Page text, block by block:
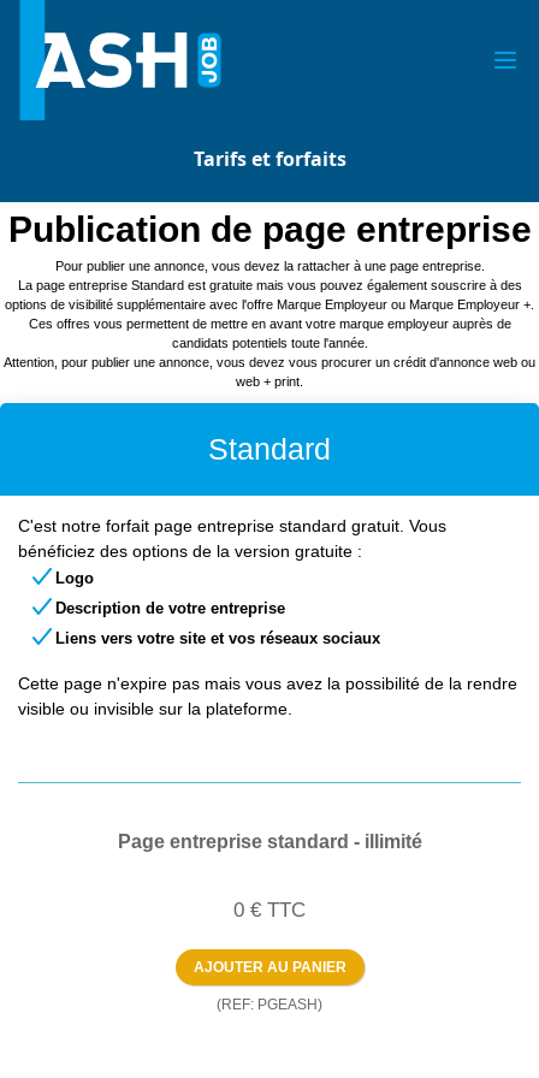
Tarifs et forfaits
Publication de page entreprise
Pour publier une annonce, vous devez la rattacher à une page entreprise.
La page entreprise Standard est gratuite mais vous pouvez également souscrire à des
options de visibilité supplémentaire avec l'offre Marque Employeur ou Marque Employeur +.
Ces offres vous permettent de mettre en avant votre marque employeur auprès de
candidats potentiels toute l'année.
Attention, pour publier une annonce, vous devez vous procurer un crédit d'annonce web ou
web + print.
Standard
C'est notre forfait page entreprise standard gratuit. Vous
bénéficiez des options de la version gratuite :
Logo
Description de votre entreprise
Liens vers votre site et vos réseaux sociaux
Cette page n'expire pas mais vous avez la possibilité de la rendre
visible ou invisible sur la plateforme.
Page entreprise standard - illimité
0 € TTC
(REF: PGEASH)